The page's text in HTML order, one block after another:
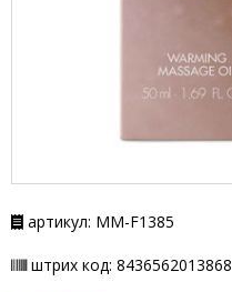
артикул: ММ-F1385
штрих код: 8436562013868